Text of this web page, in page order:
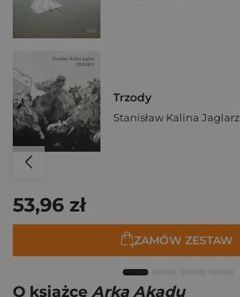
Trzody
Stanisław Kalina Jaglarz
53,96 zł
ZAMÓW ZESTAW
O książce Arka Akadu